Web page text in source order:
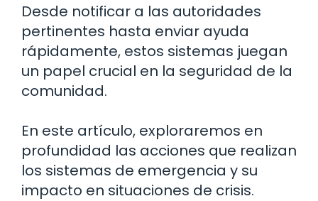
Desde notificar a las autoridades
pertinentes hasta enviar ayuda
rápidamente, estos sistemas juegan
un papel crucial en la seguridad de la
comunidad.
En este artículo, exploraremos en
profundidad las acciones que realizan
los sistemas de emergencia y su
impacto en situaciones de crisis.